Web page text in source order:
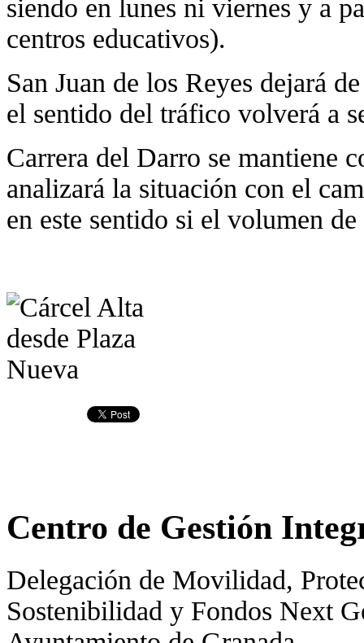
siendo en lunes ni viernes y a
centros educativos).
San Juan de los Reyes dejará
el sentido del tráfico volverá a
Carrera del Darro se mantiene
analizará la situación con el
en este sentido si el volumen
Centro de Gestión
Delegación de Movilidad,
Sostenibilidad y Fondos Next